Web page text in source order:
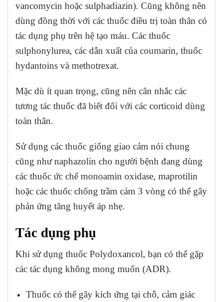
vancomycin hoặc sulphadiazin). Cũng không nên
dùng đồng thời với các thuốc điều trị toàn thân có
tác dụng phụ trên hệ tạo máu. Các thuốc
sulphonylurea, các dẫn xuất của coumarin, thuốc
hydantoins và methotrexat.
Mặc dù ít quan trọng, cũng nên cân nhắc các
tương tác thuốc đã biết đối với các corticoid dùng
toàn thân.
Sử dụng các thuốc giống giao cảm nói chung
cũng như naphazolin cho người bệnh đang dùng
các thuốc ức chế monoamin oxidase, maprotilin
hoặc các thuốc chống trầm cảm 3 vòng có thể gây
phản ứng tăng huyết áp nhẹ.
Tác dụng phụ
Khi sử dụng thuốc Polydoxancol, bạn có thể gặp
các tác dụng không mong muốn (ADR).
Thuốc có thể gây kích ứng tại chỗ, cảm giác